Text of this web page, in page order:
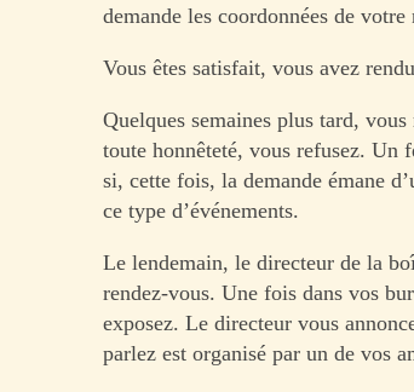
demande les coordonnées de votre
Vous êtes satisfait, vous avez
Quelques semaines plus tard,
toute honnêteté, vous refusez. Un
si, cette fois, la demande émane
ce type d’événements.
Le lendemain, le directeur de la
rendez-vous. Une fois dans vos
exposez. Le directeur vous
parlez est organisé par un de vos